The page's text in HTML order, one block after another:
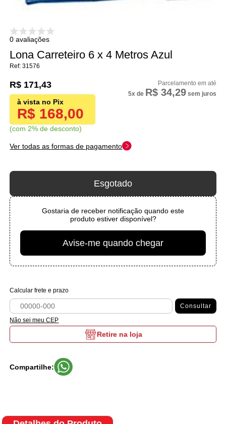
0 avaliações
Lona Carreteiro 6 x 4 Metros Azul
31576
R$ 168,00
com 2% de desconto
R$ 171,43
5x de R$ 34,29sem juros
Ver todas as formas de pagamento
Esgotado
Gostaria de receber notificação quando este
produto estiver disponível?
Avise-me quando chegar
Calcular frete e prazo
Consultar
Não sei meu CEP
Retire na loja
Compartilhe: